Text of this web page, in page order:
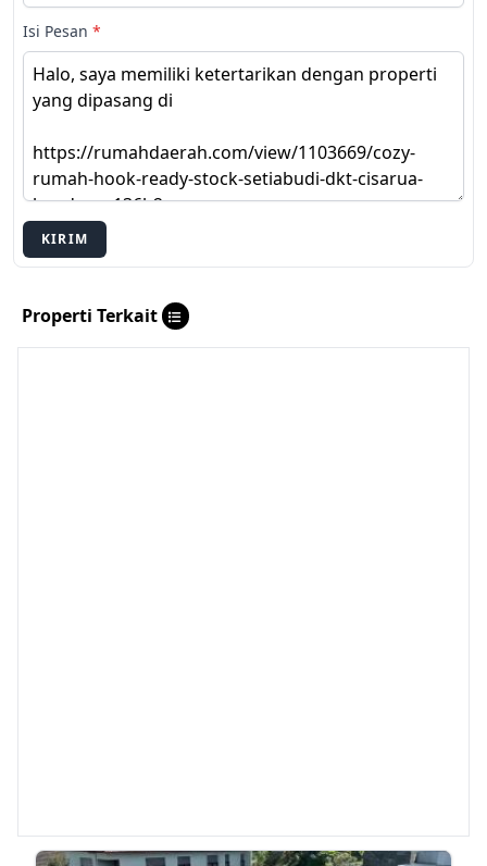
Isi Pesan *
KIRIM
Properti Terkait